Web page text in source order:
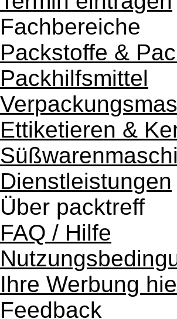
Fachbereiche
Packstoffe &
Packhilfsmittel
Ettiketieren &
Dienstleistungen
Über packtreff
FAQ / Hilfe
Ihre Werbung
Feedback